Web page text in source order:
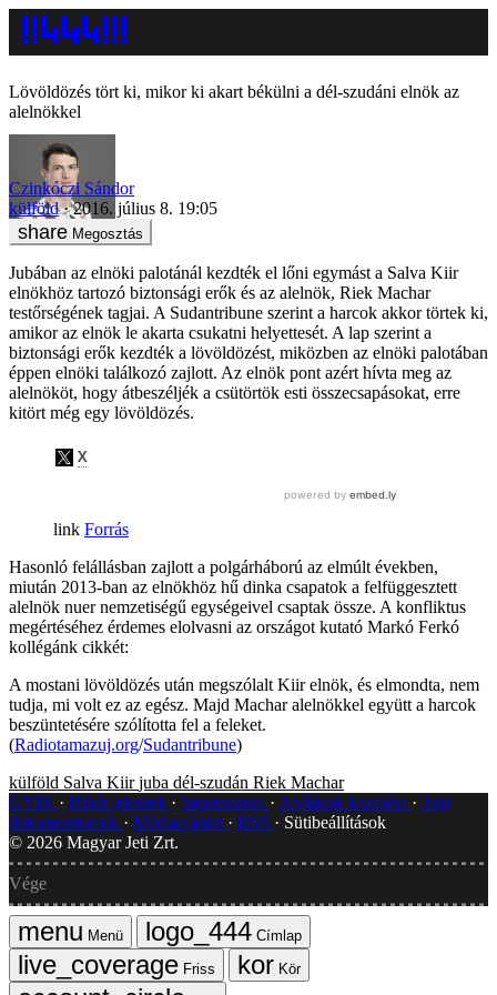
Lövöldözés tört ki, mikor ki akart békülni a dél-szudáni elnök az
alelnökkel
Czinkóczi Sándor
külföld
2016. július 8. 19:05
Megosztás
Jubában az elnöki palotánál kezdték el lőni egymást a Salva Kiir
elnökhöz tartozó biztonsági erők és az alelnök, Riek Machar
testőrségének tagjai. A Sudantribune szerint a harcok akkor törtek ki,
amikor az elnök le akarta csukatni helyettesét. A lap szerint a
biztonsági erők kezdték a lövöldözést, miközben az elnöki palotában
éppen elnöki találkozó zajlott. Az elnök pont azért hívta meg az
alelnököt, hogy átbeszéljék a csütörtök esti összecsapásokat, erre
kitört még egy lövöldözés.
Forrás
Hasonló felállásban zajlott a polgárháború az elmúlt években,
miután 2013-ban az elnökhöz hű dinka csapatok a felfüggesztett
alelnök nuer nemzetiségű egységeivel csaptak össze. A konfliktus
megértéséhez érdemes elolvasni az országot kutató Markó Ferkó
kollégánk cikkét:
A mostani lövöldözés után megszólalt Kiir elnök, és elmondta, nem
tudja, mi volt ez az egész. Majd Machar alelnökkel együtt a harcok
beszüntetésére szólította fel a feleket.
(Radiotamazuj.org/Sudantribune)
külföld Salva Kiir juba dél-szudán Riek Machar
GYIK
Hibát jelentek Impresszum Javítások kezelése
Jogi
dokumentumok
Médiaajánlat RSS
Sütibeállítások
© 2026 Magyar Jeti Zrt.
Vége
Menü
Címlap
Friss
Kör